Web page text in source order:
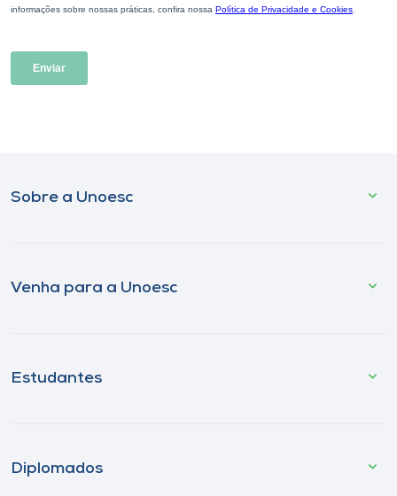
Sobre a Unoesc
Venha para a Unoesc
Estudantes
Diplomados